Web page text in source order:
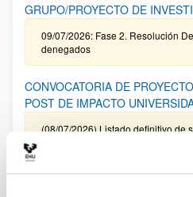
GRUPO/PROYECTO DE
09/07/2026: Fase 2. Resolución
denegados
CONVOCATORIA DE
POST DE IMPACTO
(08/07/2026) Listado definitivo de
ROSA MARIA VIVAR